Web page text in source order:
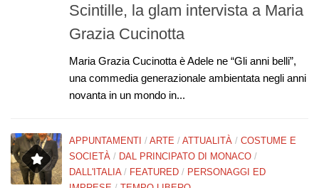
Scintille, la glam intervista a Maria
Grazia Cucinotta
Maria Grazia Cucinotta è Adele ne “Gli anni belli”,
una commedia generazionale ambientata negli anni
novanta in un mondo in...
APPUNTAMENTI / ARTE / ATTUALITÀ / COSTUME E
SOCIETÀ / DAL PRINCIPATO DI MONACO /
DALL'ITALIA / FEATURED / PERSONAGGI ED